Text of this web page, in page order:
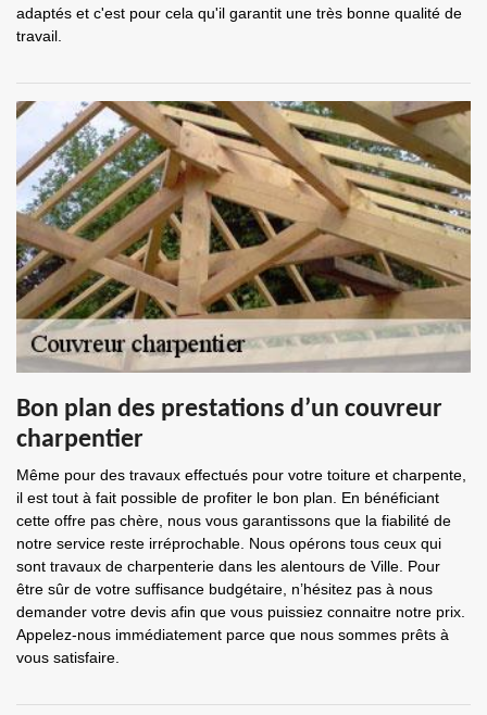
adaptés et c'est pour cela qu'il garantit une très bonne qualité de
travail.
Bon plan des prestations d’un couvreur
charpentier
Même pour des travaux effectués pour votre toiture et charpente,
il est tout à fait possible de profiter le bon plan. En bénéficiant
cette offre pas chère, nous vous garantissons que la fiabilité de
notre service reste irréprochable. Nous opérons tous ceux qui
sont travaux de charpenterie dans les alentours de Ville. Pour
être sûr de votre suffisance budgétaire, n’hésitez pas à nous
demander votre devis afin que vous puissiez connaitre notre prix.
Appelez-nous immédiatement parce que nous sommes prêts à
vous satisfaire.